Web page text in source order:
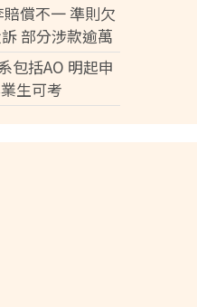
償不一 準則欠
部分涉款逾萬
包括AO 明起申
生可考